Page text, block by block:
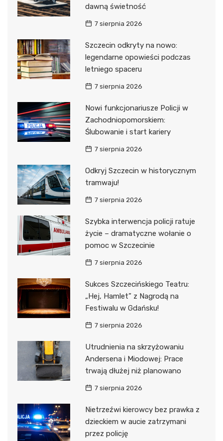
dawną świetność
7 sierpnia 2026
Szczecin odkryty na nowo:
legendarne opowieści podczas
letniego spaceru
7 sierpnia 2026
Nowi funkcjonariusze Policji w
Zachodniopomorskiem:
Ślubowanie i start kariery
7 sierpnia 2026
Odkryj Szczecin w historycznym
tramwaju!
7 sierpnia 2026
Szybka interwencja policji ratuje
życie – dramatyczne wołanie o
pomoc w Szczecinie
7 sierpnia 2026
Sukces Szczecińskiego Teatru:
„Hej, Hamlet” z Nagrodą na
Festiwalu w Gdańsku!
7 sierpnia 2026
Utrudnienia na skrzyżowaniu
Andersena i Miodowej: Prace
trwają dłużej niż planowano
7 sierpnia 2026
Nietrzeźwi kierowcy bez prawka z
dzieckiem w aucie zatrzymani
przez policję